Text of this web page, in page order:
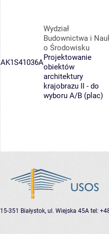
AK1S41036A
Wydział
Budownictwa i
o Środowisku
Projektowanie
obiektów
architektury
krajobrazu II - do
wyboru A/B (plac)
15-351 Białystok, ul. Wiejska 45A tel: